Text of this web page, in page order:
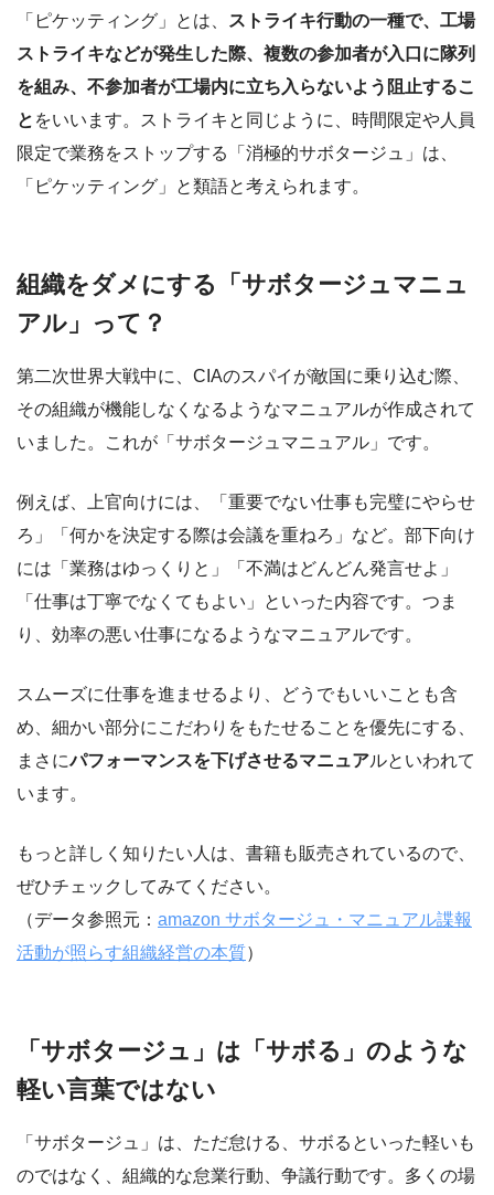
「ピケッティング」とは、
ストライキ行動の一種で、工場
ストライキなどが発生した際、複数の参加者が入口に隊列
を組み、不参加者が工場内に立ち入らないよう阻止するこ
と をいいます。ストライキと同じように、時間限定や人員
限定で業務をストップする「消極的サボタージュ」は、
「ピケッティング」と類語と考えられます。
組織をダメにする「サボタージュマニュ
アル」って？
第二次世界大戦中に、CIAのスパイが敵国に乗り込む際、
その組織が機能しなくなるようなマニュアルが作成されて
いました。これが「サボタージュマニュアル」です。
例えば、上官向けには、「重要でない仕事も完璧にやらせ
ろ」「何かを決定する際は会議を重ねろ」など。部下向け
には「業務はゆっくりと」「不満はどんどん発言せよ」
「仕事は丁寧でなくてもよい」といった内容です。つま
り、効率の悪い仕事になるようなマニュアルです。
スムーズに仕事を進ませるより、どうでもいいことも含
め、細かい部分にこだわりをもたせることを優先にする、
まさにパフォーマンスを下げさせるマニュアルといわれて
います。
もっと詳しく知りたい人は、書籍も販売されているので、
ぜひチェックしてみてください。
（データ参照元： amazon サボタージュ・マニュアル諜報
活動が照らす組織経営の本質）
「サボタージュ」は「サボる」のような
軽い言葉ではない
「サボタージュ」は、ただ怠ける、サボるといった軽いも
のではなく、組織的な怠業行動、争議行動です。多くの場